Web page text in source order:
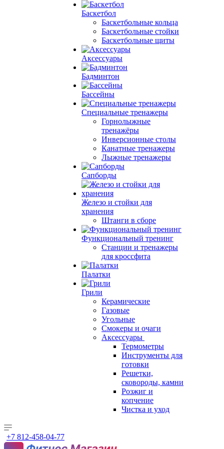
Баскетбол
Баскетбольные кольца
Баскетбольные стойки
Баскетбольные щиты
Аксессуары
Бадминтон
Бассейны
Специальные тренажеры
Горнолыжные
тренажёры
Инверсионные столы
Канатные тренажеры
Лыжные тренажеры
Сапборды
Железо и стойки для
хранения
Штанги в сборе
Функциональный тренинг
Станции и тренажеры
для кроссфита
Палатки
Грили
Керамические
Газовые
Угольные
Смокеры и очаги
Аксессуары
Термометры
Инструменты для
готовки
Решетки,
сковороды, камни
Розжиг и
копчение
Чистка и уход
+7 812-458-04-77